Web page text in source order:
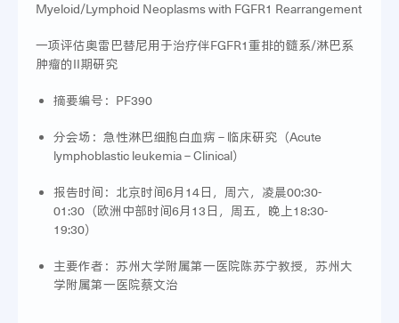
Myeloid/Lymphoid Neoplasms with FGFR1 Rearrangement
一项评估奥雷巴替尼用于治疗伴FGFR1重排的髓系/淋巴系
肿瘤的II期研究
摘要编号：PF390
分会场：急性淋巴细胞白血病 – 临床研究（Acute
lymphoblastic leukemia – Clinical）
报告时间：北京时间6月14日，周六，凌晨00:30-
01:30（欧洲中部时间6月13日，周五，晚上18:30-
19:30）
主要作者：苏州大学附属第一医院陈苏宁教授，苏州大
学附属第一医院蔡文治